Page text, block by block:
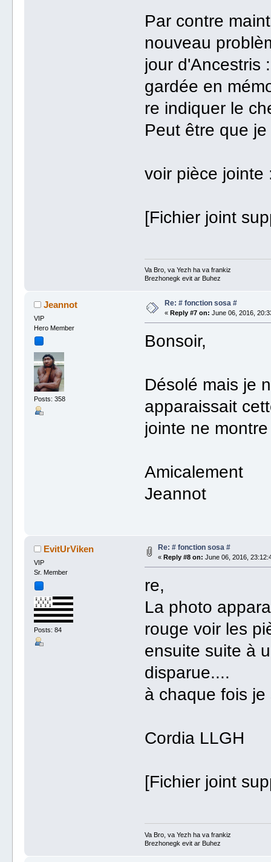
Par contre
nouveau
jour d'Ancestris
gardée en
re indiquer le
Peut être que
voir pièce jointe
[Fichier joint
Va Bro, va Yezh ha va frankiz
Brezhonegk evit ar Buhez
Jeannot
VIP
Hero Member
Posts: 358
Re: # fonction sosa #
« Reply #7 on: June 06, 2016,
Bonsoir,
Désolé mais je
apparaissait
jointe ne
Amicalement
Jeannot
EvitUrViken
VIP
Sr. Member
Posts: 84
Re: # fonction sosa #
« Reply #8 on: June 06, 2016,
re,
La photo
rouge voir les
ensuite suite à
disparue....
à chaque fois
Cordia LLGH
[Fichier joint
Va Bro, va Yezh ha va frankiz
Brezhonegk evit ar Buhez